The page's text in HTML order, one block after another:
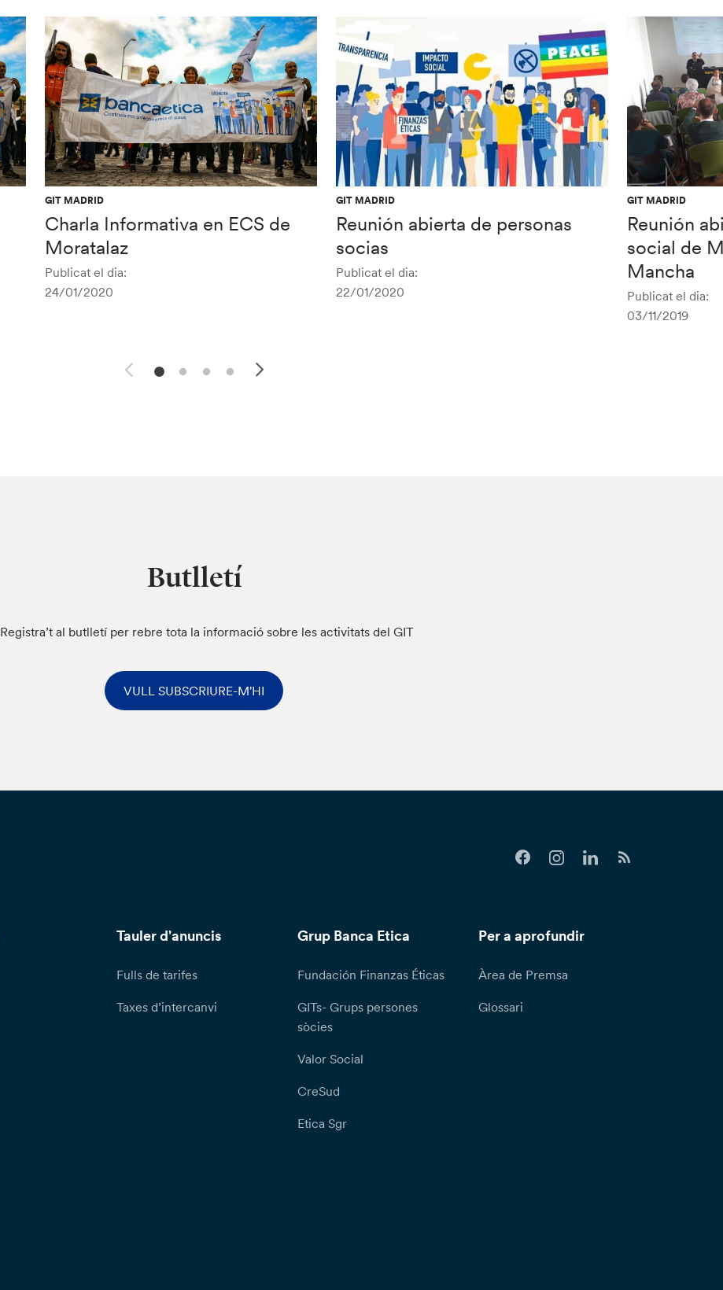
GIT MADRID
Charla Informativa en ECS de
Moratalaz
Publicat el dia:
24/01/2020
GIT MADRID
Reunión abierta de personas
socias
Publicat el dia:
22/01/2020
GIT MADRID
Reunión
social de
Mancha
Publicat el dia:
03/11/2019
Butlletí
Registra’t al butlletí per rebre tota la informació sobre les activitats del GIT
VULL SUBSCRIURE-M'HI
Tauler d'anuncis
Fulls de tarifes
Taxes d’intercanvi
Grup Banca Etica
Fundación Finanzas Éticas
GITs- Grups persones
sòcies
Valor Social
CreSud
Etica Sgr
Per a aprofundir
Àrea de Premsa
Glossari